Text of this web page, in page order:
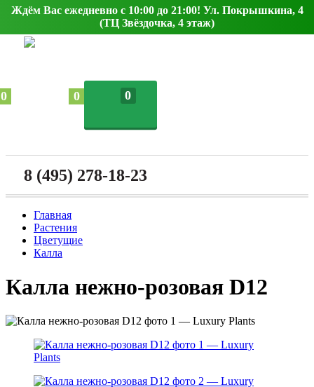
Ждём Вас ежедневно с 10:00 до 21:00! Ул. Покрышкина, 4
(ТЦ Звёздочка, 4 этаж)
0
0 0
8 (495) 278-18-23
Главная
Растения
Цветущие
Калла
Калла нежно-розовая D12